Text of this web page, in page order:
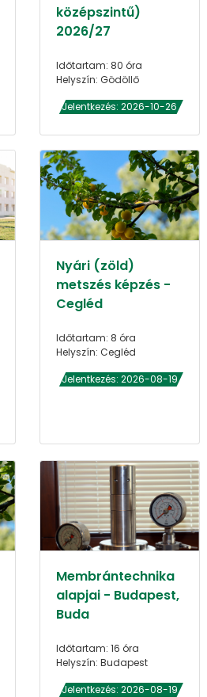
középszintű)
2026/27
Időtartam: 80 óra
Helyszín: Gödöllő
Jelentkezés: 2026-10-26
Nyári (zöld)
metszés képzés -
Cegléd
Időtartam: 8 óra
Helyszín: Cegléd
Jelentkezés: 2026-08-19
Membrántechnika
alapjai - Budapest,
Buda
Időtartam: 16 óra
Helyszín: Budapest
Jelentkezés: 2026-08-19